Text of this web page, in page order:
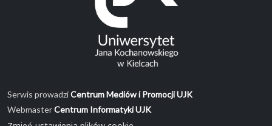
Serwis prowadziCentrum Mediów i Promocji UJK
WebmasterCentrum Informatyki UJK